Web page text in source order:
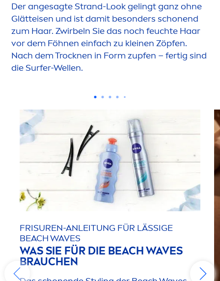
Der angesagte Strand-Look gelingt ganz ohne
Glätteisen und ist damit besonders schonend
zum Haar. Zwirbeln Sie das noch feuchte Haar
vor dem Föhnen einfach zu kleinen Zöpfen.
Nach dem Trocknen in Form zupfen – fertig sind
die Surfer-Wellen.
FRISUREN-ANLEITUNG FÜR LÄSSIGE
BEACH WAVES
WAS SIE FÜR DIE BEACH WAVES
BRAUCHEN